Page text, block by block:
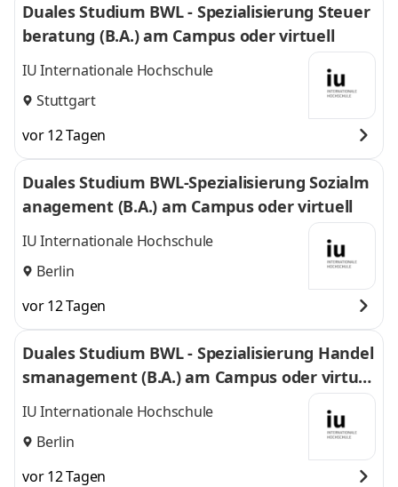
Duales Studium BWL - Spezialisierung Steuer
beratung (B.A.) am Campus oder virtuell
IU Internationale Hochschule
Stuttgart
vor 12 Tagen
Duales Studium BWL-Spezialisierung Sozialm
anagement (B.A.) am Campus oder virtuell
IU Internationale Hochschule
Berlin
vor 12 Tagen
Duales Studium BWL - Spezialisierung Handel
smanagement (B.A.) am Campus oder virtuel
l
IU Internationale Hochschule
Berlin
vor 12 Tagen